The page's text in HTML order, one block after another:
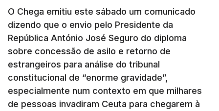
O Chega emitiu este sábado um comunicado
dizendo que o envio pelo Presidente da
República António José Seguro do diploma
sobre concessão de asilo e retorno de
estrangeiros para análise do tribunal
constitucional de “enorme gravidade”,
especialmente num contexto em que milhares
de pessoas invadiram Ceuta para chegarem à